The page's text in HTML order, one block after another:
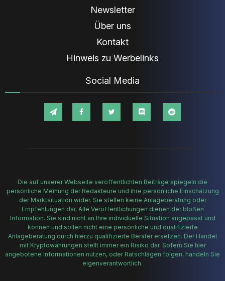
Newsletter
Über uns
Kontakt
Hinweis zu Werbelinks
Social Media
Die auf unserer Webseite veröffentlichten Beiträge spiegeln die
persönliche Meinung der Redakteure und ihre persönliche Einschätzung
der Marktsituation wider. Sie stellen keine Anlageberatung oder
Empfehlungen dar. Alle Veröffentlichungen dienen der bloßen
Information. Sie sind nicht an Ihre individuelle Situation angepasst und
können und sollen nicht eine persönliche und qualifizierte
Anlageberatung durch hierzu qualifizierte Berater ersetzen. Der Handel
mit Kryptowährungen stellt immer ein Risiko dar. Sofern Sie hier
angebotene Informationen nutzen, oder Ratschlägen folgen, handeln Sie
eigenverantwortlich.